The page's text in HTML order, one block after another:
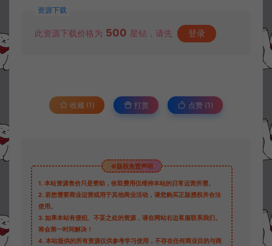
资源下载
此资源下载价格为 500 星钻，请先 登录
收藏 (1) 打赏 点赞 (1 )
©版权免责声明
1. 本站资源售价只是赞助，收取费用仅维持本站的日常运营所需。
2. 若您需要商业运营或用于其他商业活动，请您购买正版授权并合法
使用。
3. 如果本站有侵犯、不妥之处的资源，请在网站右边客服联系我们。
将会第一时间解决！
4. 本站提供的所有资源仅供参考学习使用，不存在任何商业目的与商